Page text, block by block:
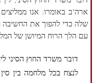
ארה"ב באומרו: אנו
שלה כדי להפוך את החשיבה
עם הלך הרוח המיושן של
דובר משרד החוץ הסיני
לנצח בכל מלחמה בין